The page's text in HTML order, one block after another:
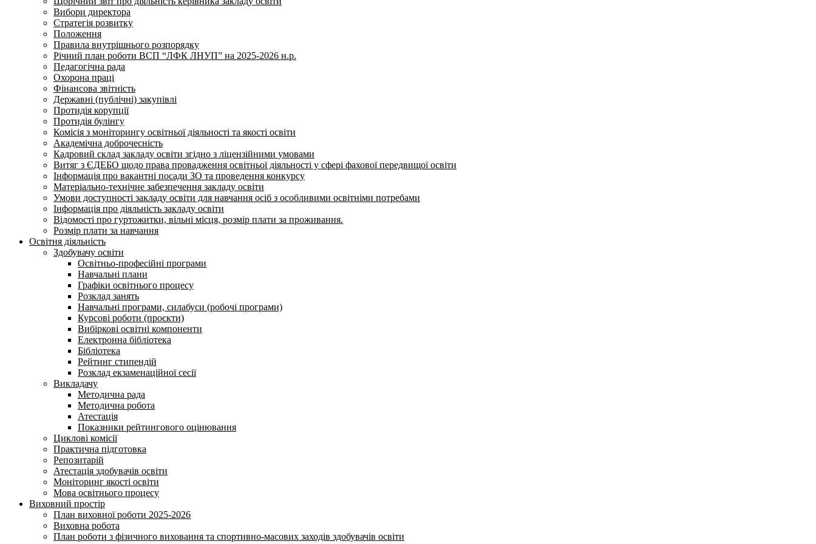
Вибори директора
Стратегія розвитку
Положення
Правила внутрішнього розпорядку
Річний план роботи ВСП “ЛФК ЛНУП” на 2025-2026 н.р.
Педагогічна рада
Охорона праці
Фінансова звітність
Державні (публічні) закупівлі
Протидія корупції
Протидія булінгу
Комісія з моніторингу освітньої діяльності та якості освіти
Академічна доброчесність
Кадровий склад закладу освіти згідно з ліцензійними умовами
Витяг з ЄДЕБО щодо права провадження освітньої діяльності у сфері фахової передвищої освіти
Інформація про вакантні посади ЗО та проведення конкурсу
Матеріально-технічне забезпечення закладу освіти
Умови доступності закладу освіти для навчання осіб з особливими освітніми потребами
Інформація про діяльність закладу освіти
Відомості про гуртожитки, вільні місця, розмір плати за проживання.
Розмір плати за навчання
Освітня діяльність
Здобувачу освіти
Освітньо-професійні програми
Навчальні плани
Графіки освітнього процесу
Розклад занять
Навчальні програми, силабуси (робочі програми)
Курсові роботи (проєкти)
Вибіркові освітні компоненти
Електронна бібліотека
Бібліотека
Рейтинг стипендій
Розклад екзаменаційної сесії
Викладачу
Методична рада
Методична робота
Атестація
Показники рейтингового оцінювання
Циклові комісії
Практична підготовка
Репозитарій
Атестація здобувачів освіти
Моніторинг якості освіти
Мова освітнього процесу
Виховний простір
План виховної роботи 2025-2026
Виховна робота
План роботи з фізичного виховання та спортивно-масових заходів здобувачів освіти